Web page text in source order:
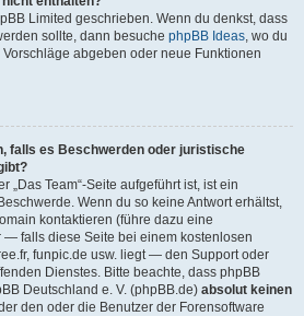
Limited geschrieben. Wenn du denkst, dass
sollte, dann besuche phpBB Ideas, wo du
abgeben oder neue Funktionen
falls es Beschwerden oder juristische
„Das Team“-Seite aufgeführt ist, ist ein
Wenn du so keine Antwort erhältst,
kontaktieren (führe dazu eine
— falls diese Seite bei einem kostenlosen
funpic.de usw. liegt — den Support oder
Dienstes. Bitte beachte, dass phpBB
Deutschland e. V. (phpBB.de) absolut keinen
den oder die Benutzer der Forensoftware